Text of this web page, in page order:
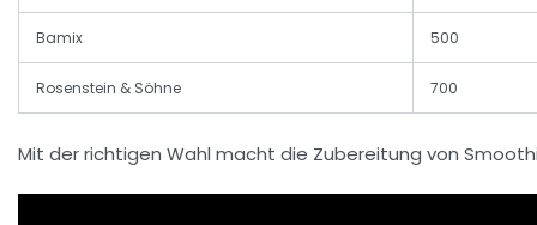
Bamix 500
Rosenstein & Söhne 700
Mit der richtigen Wahl macht die Zubereitung von